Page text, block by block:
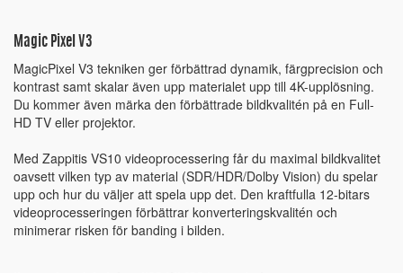
Magic Pixel V3
MagicPixel V3 tekniken ger förbättrad dynamik, färgprecision och
kontrast samt skalar även upp materialet upp till 4K-upplösning.
Du kommer även märka den förbättrade bildkvalitén på en Full-
HD TV eller projektor.
Med Zappitis VS10 videoprocessering får du maximal bildkvalitet
oavsett vilken typ av material (SDR/HDR/Dolby Vision) du spelar
upp och hur du väljer att spela upp det. Den kraftfulla 12-bitars
videoprocesseringen förbättrar konverteringskvalitén och
minimerar risken för banding i bilden.